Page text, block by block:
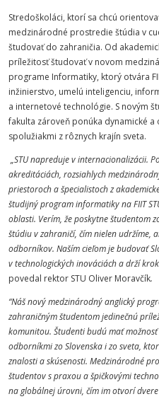
Stredoškoláci, ktorí sa chcú
medzinárodné prostredie štúdia v
študovať do zahraničia. Od
príležitosť študovať v novom
programe Informatiky, ktorý otvára
inžinierstvo, umelú inteligenciu,
a internetové technológie. S novým
fakulta zároveň ponúka dynamické
spolužiakmi z rôznych krajín sveta.
„STU napreduje v internacionalizácii.
akreditáciách, rozsiahlych
priestoroch a špecialistoch z
študijný program informatiky na FIIT
oblasti. Verím, že poskytne študentom
štúdiu v zahraničí, čím nielen udržíme,
odborníkov. Naším cieľom je budovať
v technologických inováciách a drží
povedal rektor STU Oliver Moravčík.
“Náš nový medzinárodný anglický
zahraničným študentom jedinečnú
komunitou. Študenti budú mať
odborníkmi zo Slovenska i zo sveta,
znalosti a skúsenosti. Medzinárodné
študentov s praxou a špičkovými
na globálnej úrovni, čím im otvorí